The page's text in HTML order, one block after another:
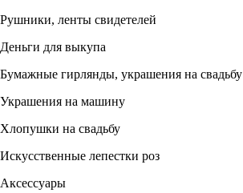
Рушники, ленты свидетелей
Деньги для выкупа
Бумажные гирлянды, украшения на свадьбу
Украшения на машину
Хлопушки на свадьбу
Искусственные лепестки роз
Аксессуары